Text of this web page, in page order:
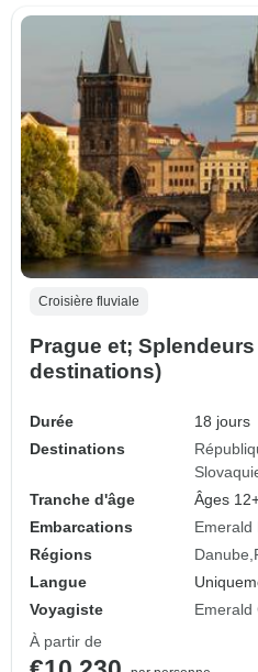
Croisière fluviale
Prague et;
destinations)
Durée
18 jours
Destinations
Tranche d'âge
Âges
Embarcations
Emerald
Régions
Danube
Langue
Voyagiste
Emerald
À partir de